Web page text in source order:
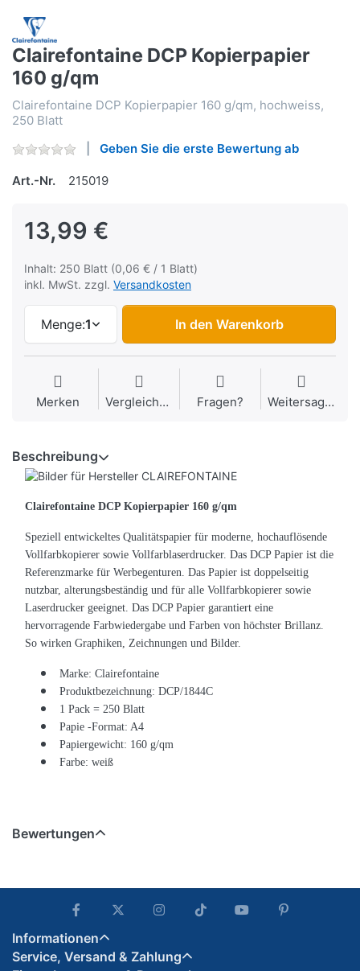
Clairefontaine DCP Kopierpapier
160 g/qm
Clairefontaine DCP Kopierpapier 160 g/qm, hochweiss,
250 Blatt
Geben Sie die erste Bewertung ab
Art.-Nr. 215019
13,99 €
Inhalt: 250 Blatt (0,06 € / 1 Blatt)
inkl. MwSt. zzgl. Versandkosten
Menge:1 In den Warenkorb
Merken Vergleichen Fragen? Weitersagen
Beschreibung
Clairefontaine DCP Kopierpapier 160 g/qm
Speziell entwickeltes Qualitätspapier für moderne, hochauflösende
Vollfarbkopierer sowie Vollfarblaserdrucker. Das DCP Papier ist die
Referenzmarke für Werbegenturen. Das Papier ist doppelseitig
nutzbar, alterungsbeständig und für alle Vollfarbkopierer sowie
Laserdrucker geeignet. Das DCP Papier garantiert eine
hervorragende Farbwiedergabe und Farben von höchster Brillanz.
So wirken Graphiken, Zeichnungen und Bilder.
Marke: Clairefontaine
Produktbezeichnung: DCP/1844C
1 Pack = 250 Blatt
Papie -Format: A4
Papiergewicht: 160 g/qm
Farbe: weiß
Bewertungen
Informationen
Service, Versand & Zahlung